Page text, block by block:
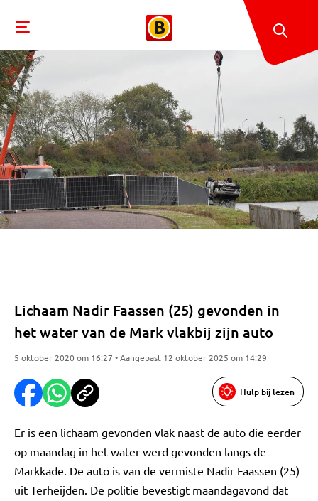
Lichaam Nadir Faassen (25) gevonden in
het water van de Mark vlakbij zijn auto
5 oktober 2020 om 16:27 • Aangepast 12 oktober 2025 om 14:29
Hulp bij lezen
Er is een lichaam gevonden vlak naast de auto die eerder
op maandag in het water werd gevonden langs de
Markkade. De auto is van de vermiste Nadir Faassen (25)
uit Terheijden. De politie bevestigt maandagavond dat